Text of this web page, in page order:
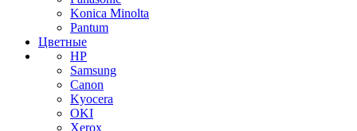
Konica Minolta
Pantum
Цветные
HP
Samsung
Canon
Kyocera
OKI
Xerox